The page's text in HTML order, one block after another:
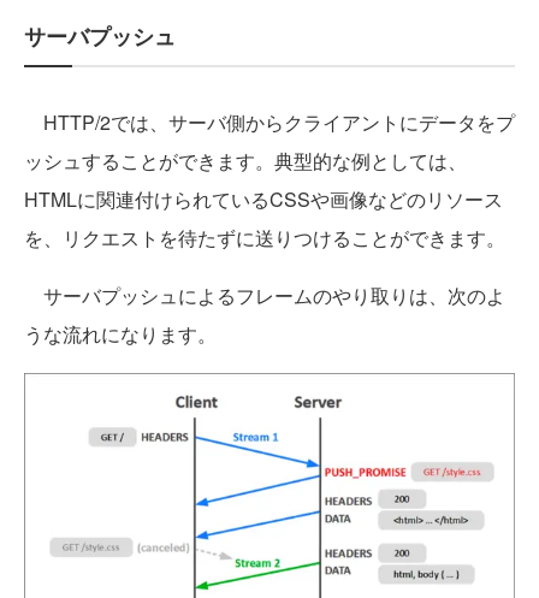
サーバプッシュ
HTTP/2では、サーバ側からクライアントにデータをプ
ッシュすることができます。典型的な例としては、
HTMLに関連付けられているCSSや画像などのリソース
を、リクエストを待たずに送りつけることができます。
サーバプッシュによるフレームのやり取りは、次のよ
うな流れになります。